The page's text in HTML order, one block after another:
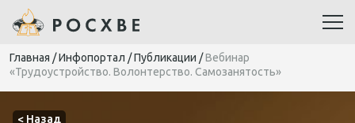
Главная /Инфопортал /Публикации /Вебинар
«Трудоустройство. Волонтерство. Самозанятость»
< Назад